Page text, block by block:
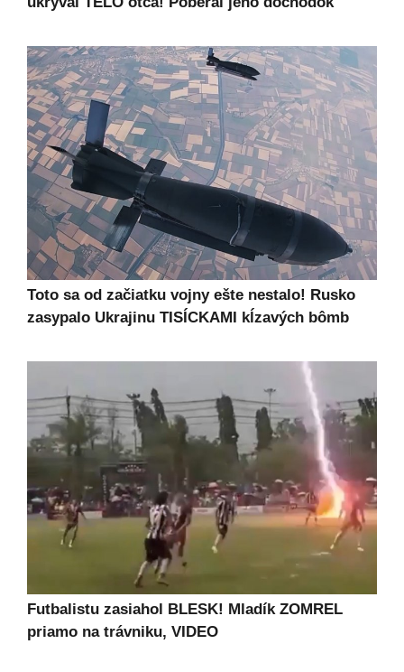
Toto sa od začiatku vojny ešte nestalo! Rusko
zasypalo Ukrajinu TISÍCKAMI kĺzavých bômb
Futbalistu zasiahol BLESK! Mladík ZOMREL
priamo na trávniku, VIDEO